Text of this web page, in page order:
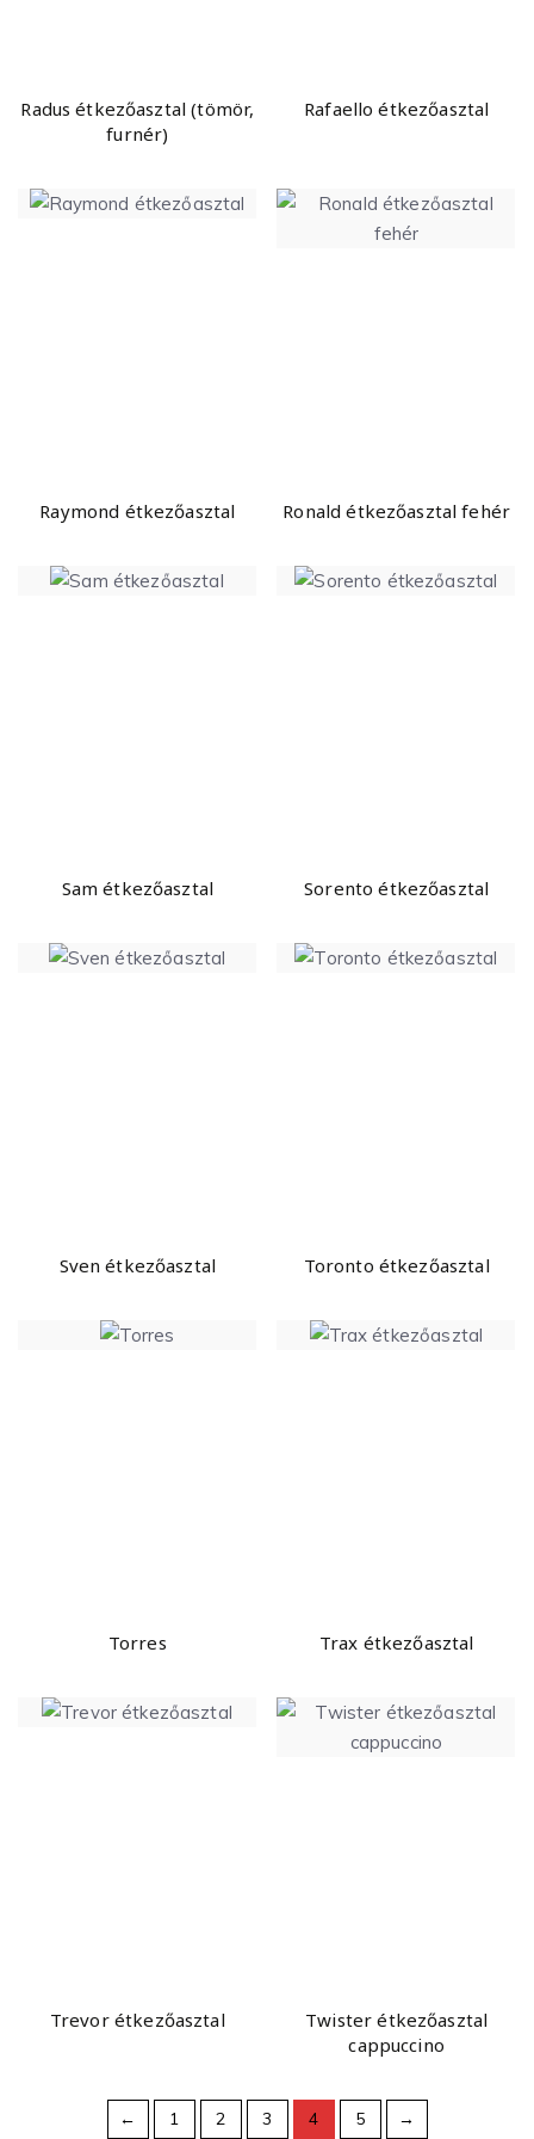
Radus étkezőasztal (tömör,
furnér)
Rafaello étkezőasztal
Raymond étkezőasztal Ronald étkezőasztal fehér
Sam étkezőasztal Sorento étkezőasztal
Sven étkezőasztal Toronto étkezőasztal
Torres Trax étkezőasztal
Trevor étkezőasztal
Twister étkezőasztal
cappuccino
← 1 2 3 4 5 →